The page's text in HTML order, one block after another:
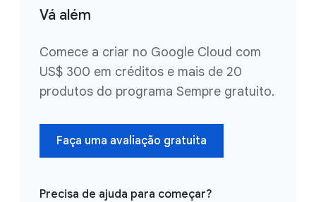
Vá além
Comece a criar no Google Cloud com
US$ 300 em créditos e mais de 20
produtos do programa Sempre gratuito.
Faça uma avaliação gratuita
Precisa de ajuda para começar?